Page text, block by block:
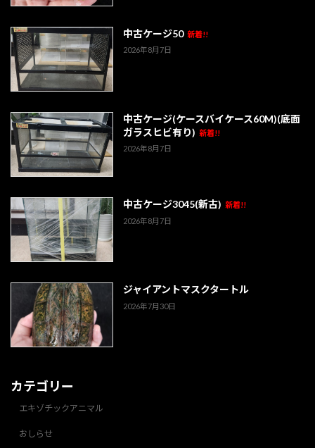
中古ケージ50 新着!!
2026年8月7日
中古ケージ(ケースバイケース60M)(底面
ガラスヒビ有り) 新着!!
2026年8月7日
中古ケージ3045(新古) 新着!!
2026年8月7日
ジャイアントマスクタートル
2026年7月30日
カテゴリー
エキゾチックアニマル
おしらせ